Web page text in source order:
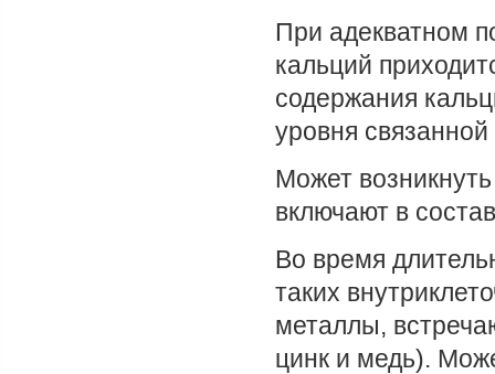
При адекватном
кальций
содержания
уровня
Может
включают в
Во время
таких
металлы,
цинк и медь).